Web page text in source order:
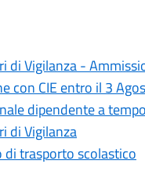
di Vigilanza -
con CIE entro il 3
dipendente a
di Vigilanza
di trasporto scolastico